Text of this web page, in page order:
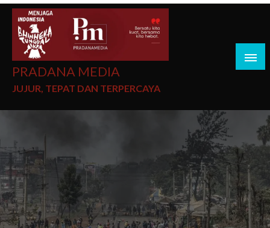
PRADANA MEDIA
JUJUR, TEPAT DAN TERPERCAYA